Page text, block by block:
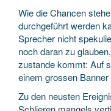
Wie die Chancen
durchgeführt werden
Sprecher nicht
noch daran zu
zustande kommt: Auf
einem grossen Banner
Zu den neusten